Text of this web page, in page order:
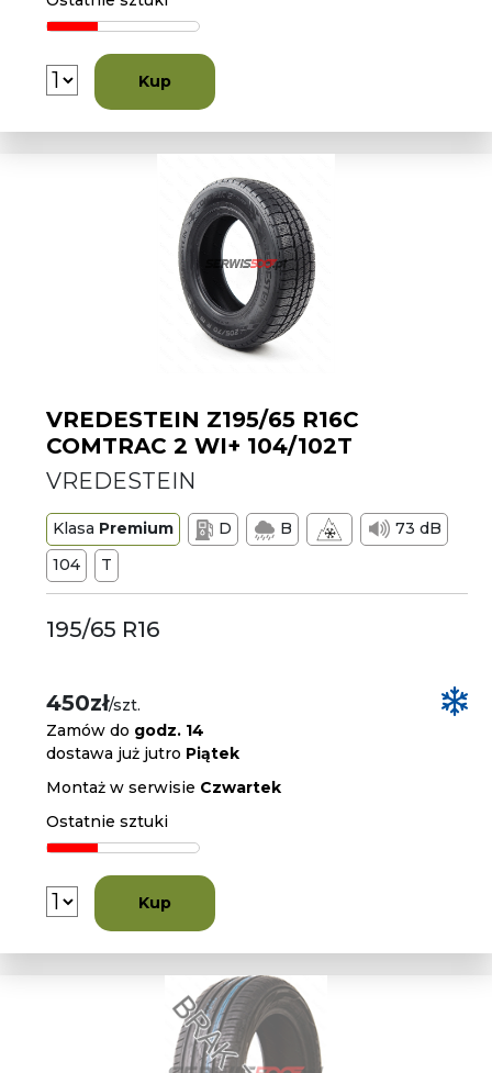
Kup
VREDESTEIN Z195/65 R16C
COMTRAC 2 WI+ 104/102T
VREDESTEIN
Klasa Premium D B
73 dB
104
T
195/65 R16
450zł/szt.
Zamów do godz. 14
dostawa już jutro Piątek
Montaż w serwisie Czwartek
Ostatnie sztuki
Kup